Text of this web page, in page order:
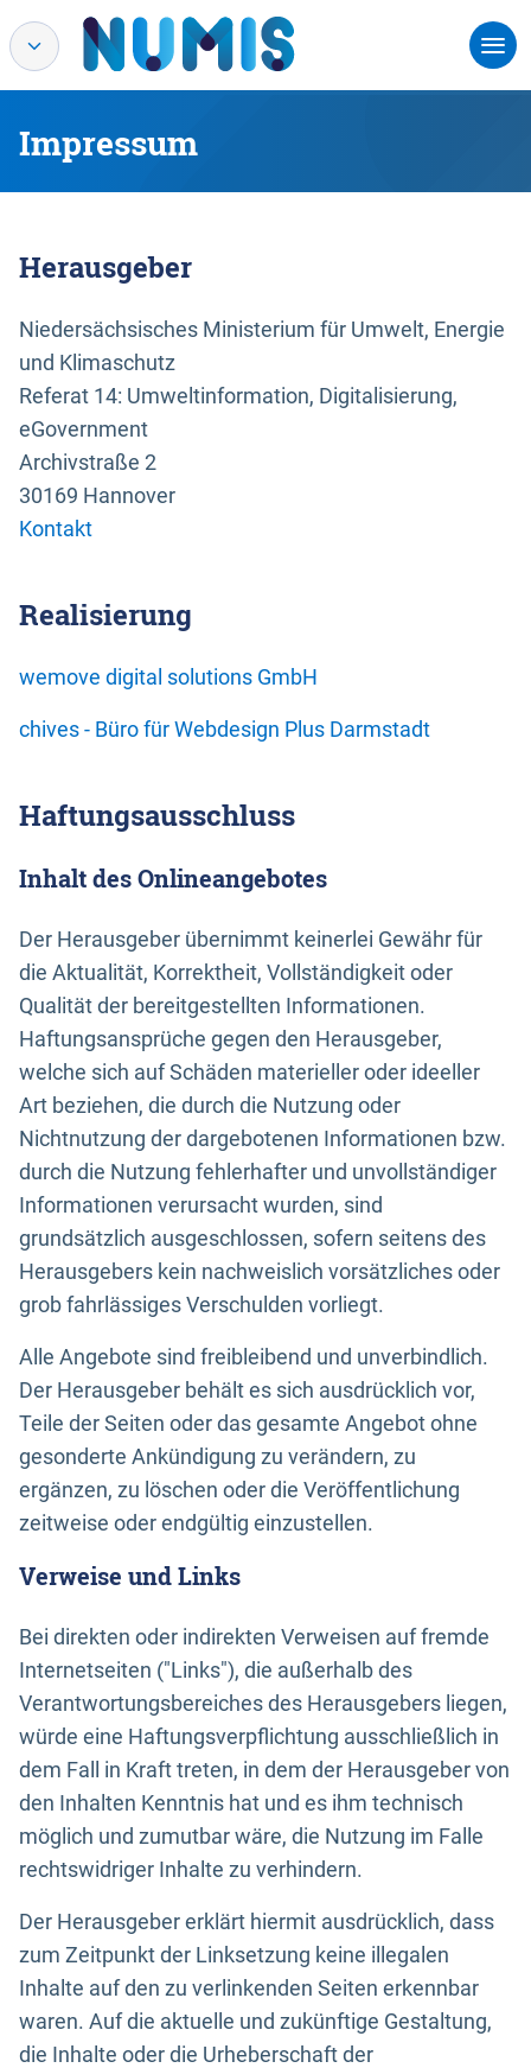
Impressum
Herausgeber
Niedersächsisches Ministerium für Umwelt, Energie
und Klimaschutz
Referat 14: Umweltinformation, Digitalisierung,
eGovernment
Archivstraße 2
30169 Hannover
Kontakt
Realisierung
wemove digital solutions GmbH
chives - Büro für Webdesign Plus Darmstadt
Haftungsausschluss
Inhalt des Onlineangebotes
Der Herausgeber übernimmt keinerlei Gewähr für
die Aktualität, Korrektheit, Vollständigkeit oder
Qualität der bereitgestellten Informationen.
Haftungsansprüche gegen den Herausgeber,
welche sich auf Schäden materieller oder ideeller
Art beziehen, die durch die Nutzung oder
Nichtnutzung der dargebotenen Informationen bzw.
durch die Nutzung fehlerhafter und unvollständiger
Informationen verursacht wurden, sind
grundsätzlich ausgeschlossen, sofern seitens des
Herausgebers kein nachweislich vorsätzliches oder
grob fahrlässiges Verschulden vorliegt.
Alle Angebote sind freibleibend und unverbindlich.
Der Herausgeber behält es sich ausdrücklich vor,
Teile der Seiten oder das gesamte Angebot ohne
gesonderte Ankündigung zu verändern, zu
ergänzen, zu löschen oder die Veröffentlichung
zeitweise oder endgültig einzustellen.
Verweise und Links
Bei direkten oder indirekten Verweisen auf fremde
Internetseiten ("Links"), die außerhalb des
Verantwortungsbereiches des Herausgebers liegen,
würde eine Haftungsverpflichtung ausschließlich in
dem Fall in Kraft treten, in dem der Herausgeber von
den Inhalten Kenntnis hat und es ihm technisch
möglich und zumutbar wäre, die Nutzung im Falle
rechtswidriger Inhalte zu verhindern.
Der Herausgeber erklärt hiermit ausdrücklich, dass
zum Zeitpunkt der Linksetzung keine illegalen
Inhalte auf den zu verlinkenden Seiten erkennbar
waren. Auf die aktuelle und zukünftige Gestaltung,
die Inhalte oder die Urheberschaft der